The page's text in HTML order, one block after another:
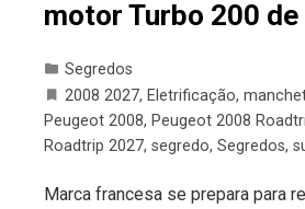
motor Turbo 200
Segredos
2008 2027, Eletrificação,
Peugeot 2008, Peugeot 2008
Roadtrip 2027, segredo, Segredos,
Marca francesa se prepara para